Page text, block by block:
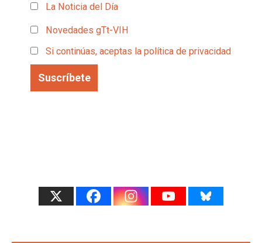
La Noticia del Día
Novedades gTt-VIH
Si continúas, aceptas la política de privacidad